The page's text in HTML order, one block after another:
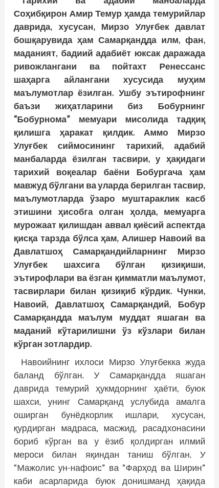
Соҳибқирон Амир Темур ҳамда темурийлар
даврида, хусусан, Мирзо Улуғбек давлат
бошқарувида ҳам Самарқандда илм, фан,
маданият, бадиий адабиёт юксак даражада
ривожлангани ва пойтахт Ренессанс
шаҳарга айлангани хусусида муҳим
маълумотлар ёзилган. Ушбу эътирофнинг
баъзи жиҳатларини биз Бобурнинг
“Бобурнома” мемуари мисолида тадқиқ
қилишга ҳаракат қилдик. Аммо Мирзо
Улуғбек сиймосининг тарихий, адабий
манбаларда ёзилган тасвири, у ҳақидаги
тарихий во­қеалар баёни Бобургача ҳам
мавжуд бўлгани ва уларда берилган тасвир,
маълумотларда ўзаро муштараклик касб
этишини ҳисобга олган ҳолда, мемуарга
мурожаат қилишдан аввал қиёсий аспектда
қисқа тарзда бўлса ҳам, Алишер Навоий ва
Давлатшоҳ Самарқандийларнинг Мирзо
Улуғбек шахсига бўлган қизиқиши,
эътирофлари ва ёзган қимматли маълумот,
тасвирлари билан қизиқиб кўрдик. Чунки,
Навоий, Давлатшоҳ Самарқандий, Бобур
Самарқандда маълум муддат яшаган ва
маданий кўтарилишни ўз кўзлари билан
кўрган зотлардир.
Навоийнинг ихлоси Мирзо Улуғбекка жуда
баланд бўлган. У Самарқандда яшаган
даврида темурий ҳукмдорнинг ҳаёти, буюк
шахси, унинг Самарқанд услубида амалга
оширган бунёдкорлик ишлари, хусусан,
қурдирган мадраса, масжид, расадхонасини
бориб кўрган ва у ёзиб қолдирган илмий
мероси билан яқиндан таниш бўлган. У
“Мажолис ун-нафоис” ва “Фарҳод ва Ширин”
каби асарларида буюк донишманд ҳақида